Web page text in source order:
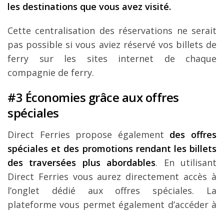
les destinations que vous avez visité.
Cette centralisation des réservations ne serait
pas possible si vous aviez réservé vos billets de
ferry sur les sites internet de chaque
compagnie de ferry.
#3 Économies grâce aux offres
spéciales
Direct Ferries propose également des offres
spéciales et des promotions rendant les billets
des traversées plus abordables. En utilisant
Direct Ferries vous aurez directement accès à
l’onglet dédié aux offres spéciales. La
plateforme vous permet également d’accéder à